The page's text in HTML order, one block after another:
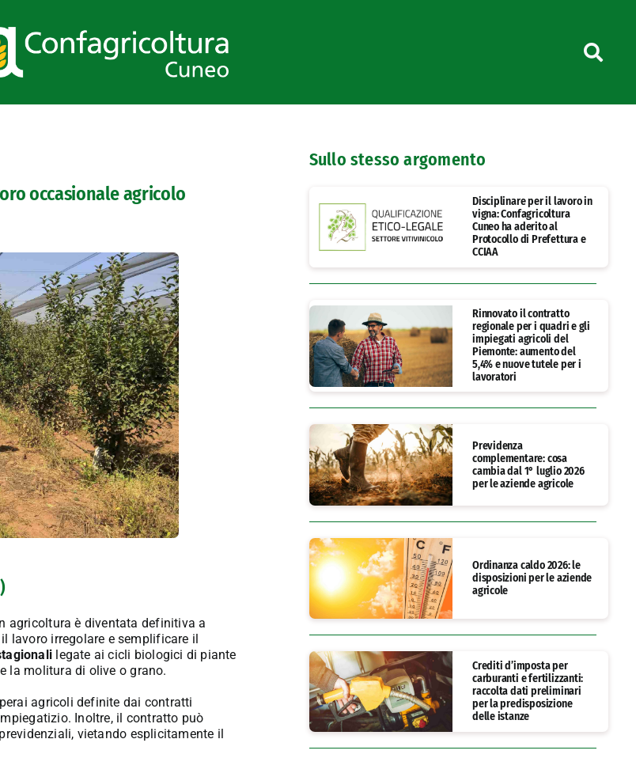
occasionale agricolo
agricoltura è diventata definitiva a
lavoro irregolare e semplificare il
legate ai cicli biologici di piante
la molitura di olive o grano.
agricoli definite dai contratti
. Inoltre, il contratto può
vietando esplicitamente il
Sullo stesso argomento
Disciplinare per il lavoro in
vigna: Confagricoltura
Cuneo ha aderito al
Protocollo di Prefettura e
CCIAA
Rinnovato il contratto
regionale per i quadri e gli
impiegati agricoli del
Piemonte: aumento del
5,4% e nuove tutele per i
lavoratori
Previdenza
complementare: cosa
cambia dal 1° luglio 2026
per le aziende agricole
Ordinanza caldo 2026: le
disposizioni per le aziende
agricole
Crediti d’imposta per
carburanti e fertilizzanti:
raccolta dati preliminari
per la predisposizione
delle istanze